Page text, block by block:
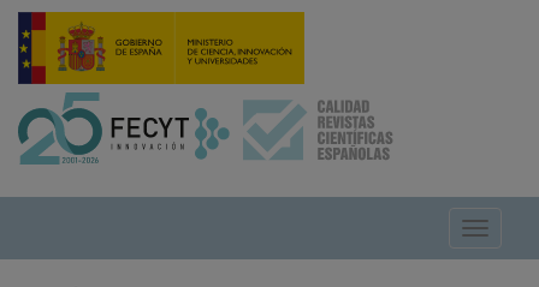
Pasar
contenido
Toggle